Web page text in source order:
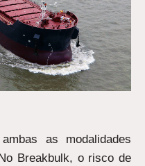
as modalidades
Breakbulk, o risco de